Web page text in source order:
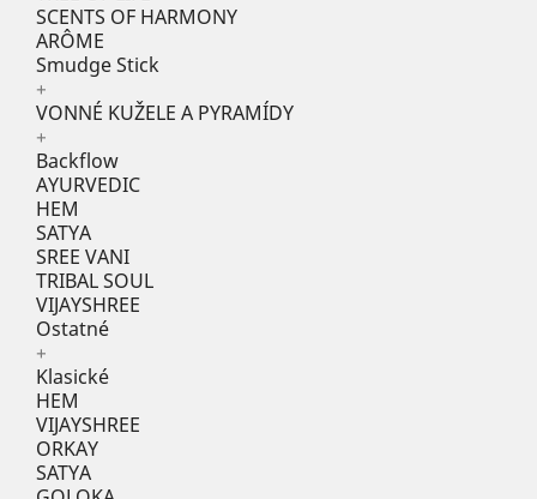
SCENTS OF HARMONY
ARÔME
Smudge Stick
+
VONNÉ KUŽELE A PYRAMÍDY
+
Backflow
AYURVEDIC
HEM
SATYA
SREE VANI
TRIBAL SOUL
VIJAYSHREE
Ostatné
+
Klasické
HEM
VIJAYSHREE
ORKAY
SATYA